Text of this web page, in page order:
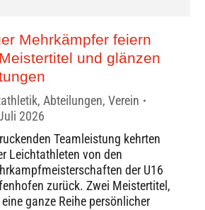
Mehrkämpfer feiern
und glänzen
, Abteilungen, Verein
2026
Teamleistung kehrten
Leichtathleten von den
der U16
zurück. Zwei Meistertitel,
ganze Reihe persönlicher